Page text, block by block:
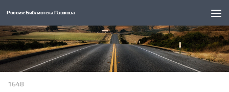
Перейти к содержимому
Россия: Библиотека Пашкова
1648